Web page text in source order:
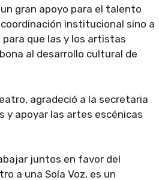
gran apoyo para el talento
institucional sino a
que las y los artistas
al desarrollo cultural de
agradeció a la secretaria
y apoyar las artes escénicas
juntos en favor del
a una Sola Voz, es un